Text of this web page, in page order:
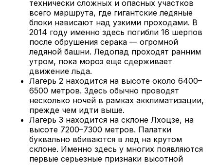
технически сложных и опасных участков
всего маршрута, где гигантские ледяные
блоки нависают над узкими проходами. В
2014 году именно здесь погибли 16 шерпов
после обрушения серака — огромной
ледяной башни. Ледопад проходят ранним
утром, пока мороз еще сдерживает
движение льда.
Лагерь 2 находится на высоте около 6400–
6500 метров. Здесь обычно проводят
несколько ночей в рамках акклиматизации,
прежде чем идти выше.
Лагерь 3 находится на склоне Лхоцзе, на
высоте 7200–7300 метров. Палатки
буквально вбиваются в лед на крутом
склоне. Именно здесь у многих появляются
первые серьезные признаки высотной